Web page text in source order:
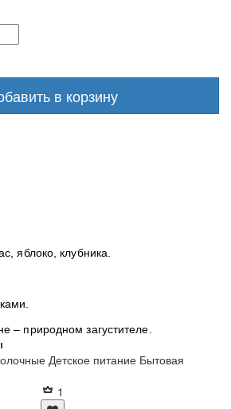
в корзину
яблоко, клубника.
– природном загустителе.
Детское питание Бытовая
1